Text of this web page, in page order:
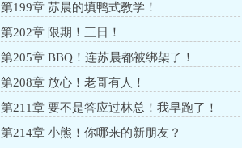
第199章 苏晨的填鸭式教学！
第202章 限期！三日！
第205章 BBQ！连苏晨都被绑架了！
第208章 放心！老哥有人！
第211章 要不是答应过林总！我早跑了！
第214章 小熊！你哪来的新朋友？